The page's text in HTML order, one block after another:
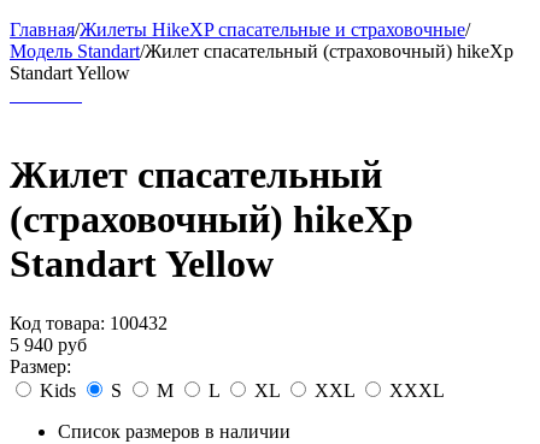
Главная/Жилеты HikeXP спасательные и страховочные/
Модель Standart/Жилет спасательный (страховочный) hikeXp
Standart Yellow
Жилет спасательный
(страховочный) hikeXp
Standart Yellow
Код товара: 100432
5 940 руб
Размер:
Kids
S M L XL XXL
XXXL
Список размеров в наличии